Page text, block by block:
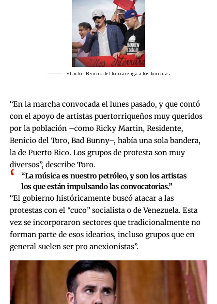
El actor Benicio del Toro arenga a los boricuas
“En la marcha convocada el lunes pasado, y que contó
con el apoyo de artistas puertorriqueños muy queridos
por la población –como Ricky Martin, Residente,
Benicio del Toro, Bad Bunny–, había una sola bandera,
la de Puerto Rico. Los grupos de protesta son muy
diversos”, describe Toro.
“La música es nuestro petróleo, y son los artistas
los que están impulsando las convocatorias.”
“El gobierno históricamente buscó atacar a las
protestas con el “cuco” socialista o de Venezuela. Esta
vez se incorporaron sectores que tradicionalmente no
forman parte de esos idearios, incluso grupos que en
general suelen ser pro anexionistas”.